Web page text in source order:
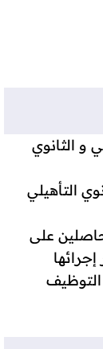
و الثانوي
التأهيلي
على
التوظيف